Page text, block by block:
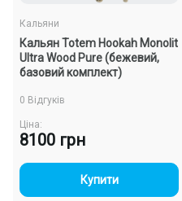
Кальяни
Кальян Totem Hookah Monolit
Ultra Wood Pure (бежевий,
базовий комплект)
0 Відгуків
Ціна:
8100 грн
- +
Купити